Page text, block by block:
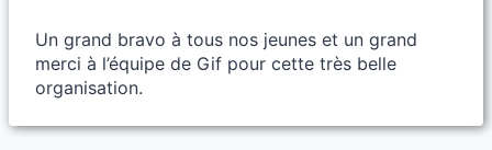
Un grand bravo à tous nos jeunes et un grand
merci à l’équipe de Gif pour cette très belle
organisation.